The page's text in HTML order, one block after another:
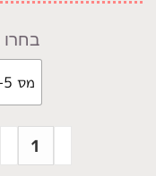
מס 1-5
כמות
של